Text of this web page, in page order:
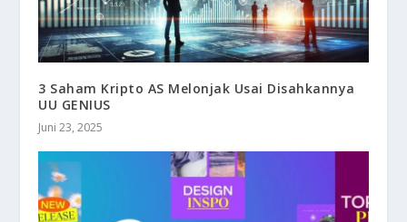
3 Saham Kripto AS Melonjak Usai Disahkannya
UU GENIUS
Juni 23, 2025